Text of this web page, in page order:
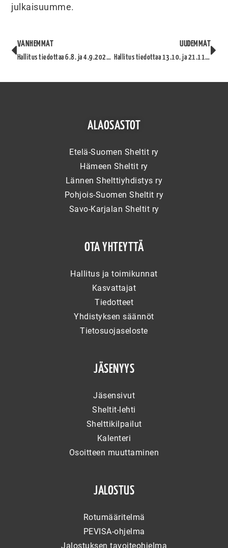
julkaisuumme.
VANHEMMAT
Hallitus tiedottaa 6.8. ja 4.9.2024 kokouksista
UUDEMMAT
Hallitus tiedottaa 13.10. ja 21.11.2024 kokouksista
ALAOSASTOT
Etelä-Suomen Sheltit ry
Hämeen Sheltit ry
Lännen Shelttiyhdistys ry
Pohjois-Suomen Sheltit ry
Savo-Karjalan Sheltit ry
OTA YHTEYTTÄ
Hallitus ja toimikunnat
Kasvattajat
Tiedotteet
Yhdistyksen säännöt
Tietosuojaseloste
JÄSENYYS
Jäsensivut
Sheltit-lehti
Shelttikilpailut
Kalenteri
Osoitteen muuttaminen
JALOSTUS
Rotumääritelmä
PEVISA-ohjelma
Jalostuksen tavoiteohjelma